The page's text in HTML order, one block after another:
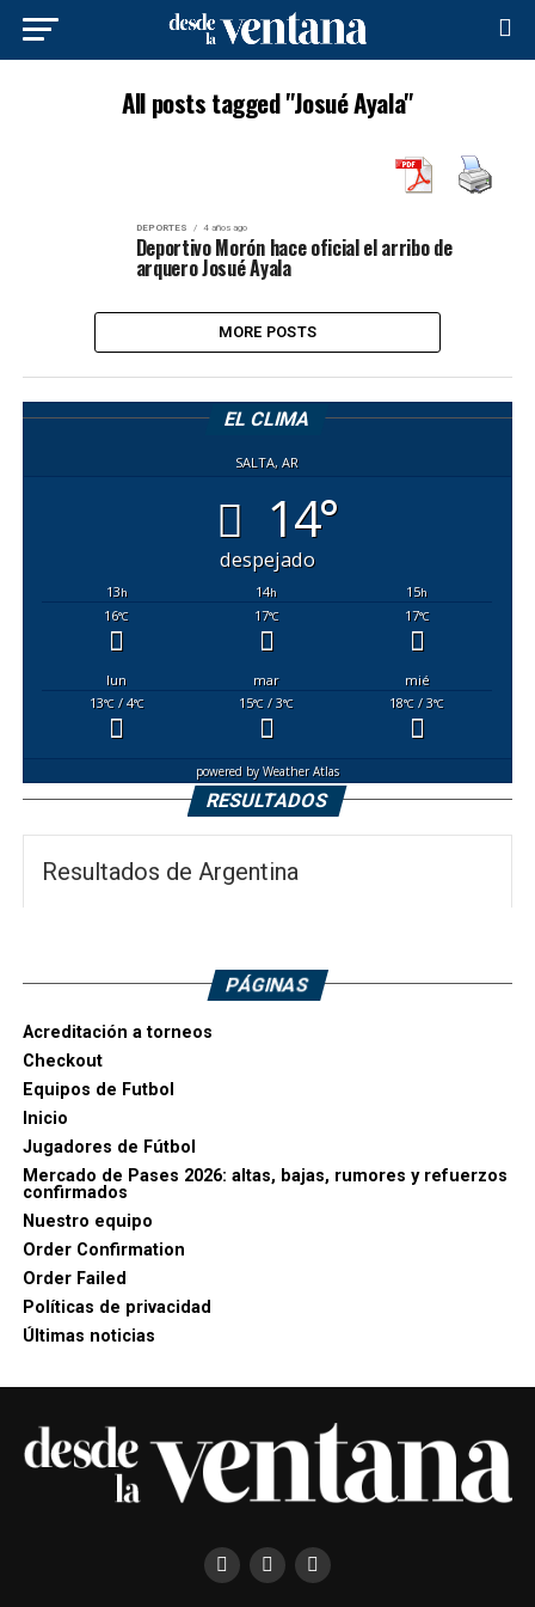
All posts tagged "Josué Ayala"
DEPORTES 4 años ago
Deportivo Morón hace oficial el arribo de
arquero Josué Ayala
MORE POSTS
EL CLIMA
SALTA, AR
14°
despejado
13h 14h 15h
16°C 17°C 17°C
lun mar
mié
13°C/ 4°C 15°C / 3°C 18°C / 3°C
powered byWeather Atlas
RESULTADOS
Resultados de Argentina
PÁGINAS
Acreditación a torneos
Checkout
Equipos de Futbol
Inicio
Jugadores de Fútbol
Mercado de Pases 2026: altas, bajas, rumores y refuerzos
confirmados
Nuestro equipo
Order Confirmation
Order Failed
Políticas de privacidad
Últimas noticias